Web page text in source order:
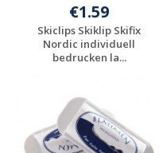
€1.59
Skiclips Skiklip Skifix
Nordic individuell
bedrucken la...
Werbeartikel
anfragen